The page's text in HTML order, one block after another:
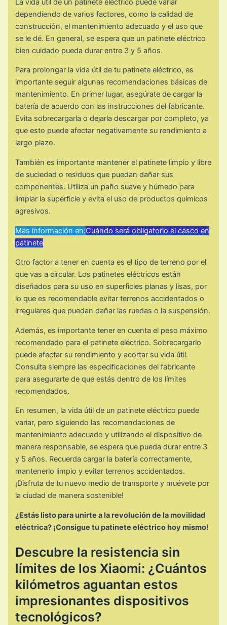
La vida útil de un patinete eléctrico puede variar
dependiendo de varios factores, como la calidad de
construcción, el mantenimiento adecuado y el uso que
se le dé. En general, se espera que un patinete eléctrico
bien cuidado pueda durar entre 3 y 5 años.
Para prolongar la vida útil de tu patinete eléctrico, es
importante seguir algunas recomendaciones básicas de
mantenimiento. En primer lugar, asegúrate de cargar la
batería de acuerdo con las instrucciones del fabricante.
Evita sobrecargarla o dejarla descargar por completo, ya
que esto puede afectar negativamente su rendimiento a
largo plazo.
También es importante mantener el patinete limpio y libre
de suciedad o residuos que puedan dañar sus
componentes. Utiliza un paño suave y húmedo para
limpiar la superficie y evita el uso de productos químicos
agresivos.
Mas información en:Cuándo será obligatorio el casco en
patinete
Otro factor a tener en cuenta es el tipo de terreno por el
que vas a circular. Los patinetes eléctricos están
diseñados para su uso en superficies planas y lisas, por
lo que es recomendable evitar terrenos accidentados o
irregulares que puedan dañar las ruedas o la suspensión.
Además, es importante tener en cuenta el peso máximo
recomendado para el patinete eléctrico. Sobrecargarlo
puede afectar su rendimiento y acortar su vida útil.
Consulta siempre las especificaciones del fabricante
para asegurarte de que estás dentro de los límites
recomendados.
En resumen, la vida útil de un patinete eléctrico puede
variar, pero siguiendo las recomendaciones de
mantenimiento adecuado y utilizando el dispositivo de
manera responsable, se espera que pueda durar entre 3
y 5 años. Recuerda cargar la batería correctamente,
mantenerlo limpio y evitar terrenos accidentados.
¡Disfruta de tu nuevo medio de transporte y muévete por
la ciudad de manera sostenible!
¿Estás listo para unirte a la revolución de la movilidad
eléctrica? ¡Consigue tu patinete eléctrico hoy mismo!
Descubre la resistencia sin
límites de los Xiaomi: ¿Cuántos
kilómetros aguantan estos
impresionantes dispositivos
tecnológicos?